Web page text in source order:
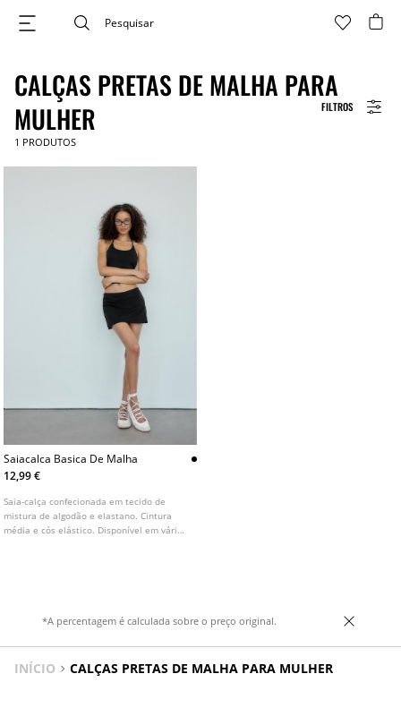
FILTROS
CALÇAS PRETAS DE MALHA PARA
MULHER
1 PRODUTOS
Saiacalca Basica De Malha
12,99 €
Saia-calça confecionada em tecido de
mistura de algodão e elastano. Cintura
média e cós elástico. Disponível em várias
*A percentagem é calculada sobre o preço original.
INÍCIO CALÇAS PRETAS DE MALHA PARA MULHER